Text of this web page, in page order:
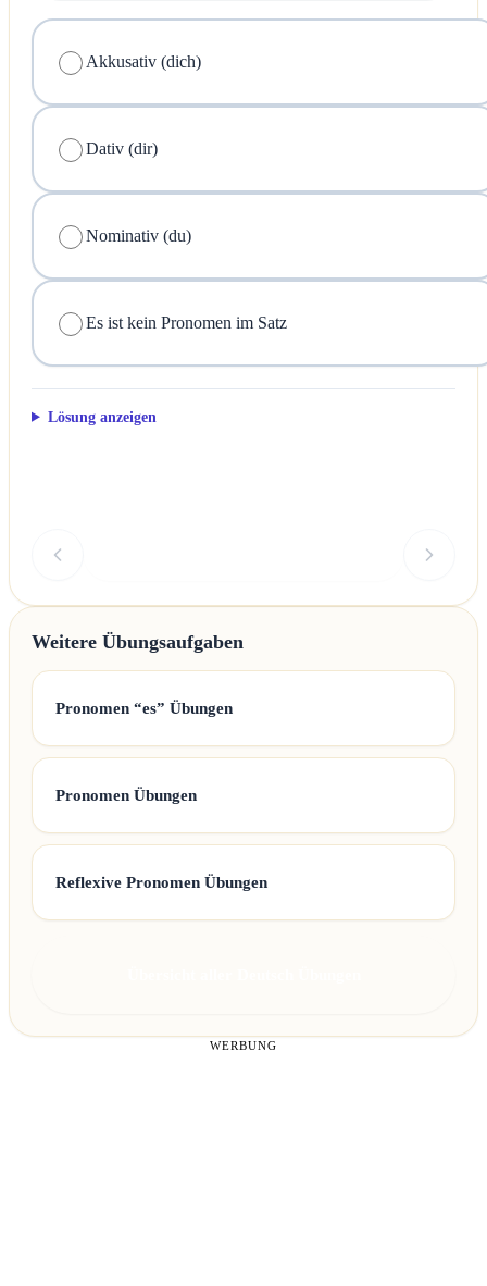
Akkusativ (dich)
Dativ (dir)
Nominativ (du)
Es ist kein Pronomen im Satz
Lösung anzeigen
Weitere Übungsaufgaben
Pronomen “es” Übungen
Pronomen Übungen
Reflexive Pronomen Übungen
WERBUNG